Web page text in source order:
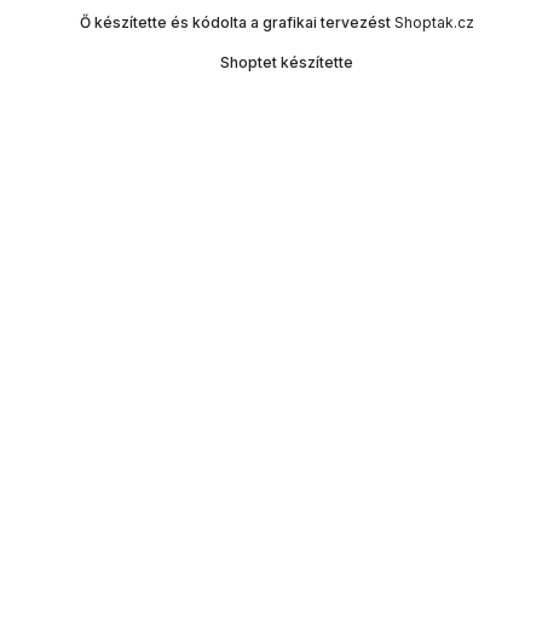
Shoptet készítette
Ő készítette és kódolta a grafikai tervezést Shoptak.cz